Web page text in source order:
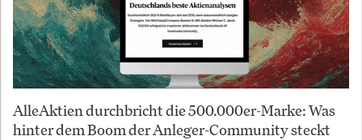
AlleAktien durchbricht die 500.000er-Marke: Was
hinter dem Boom der Anleger-Community steckt